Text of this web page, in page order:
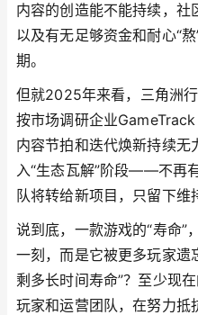
内容的创造能不能持续，社
以及有无足够资金和耐心“
期。
但就2025年来看，三角洲
按市场调研企业
内容节拍和迭代焕新持续
入“生态瓦解”阶段——不再
队将转给新项目，只留下维
说到底，一款游戏的“寿命”
一刻，而是它被更多玩家遗
剩多长时间寿命”？至少现
玩家和运营团队，在努力抵